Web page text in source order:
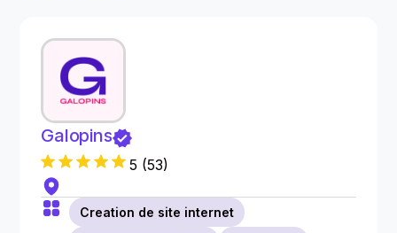
Galopins
5 (53)
Creation de site internet